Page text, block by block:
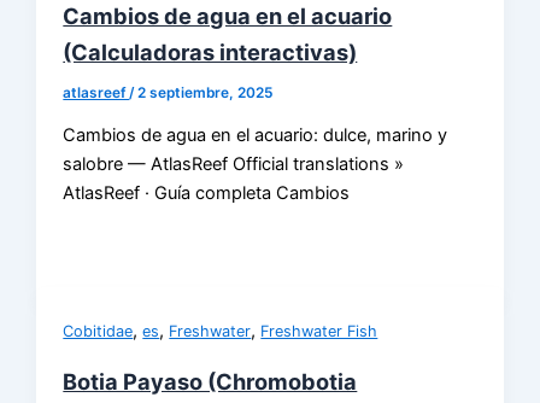
Cambios de agua en el acuario
(Calculadoras interactivas)
atlasreef /2 septiembre, 2025
Cambios de agua en el acuario: dulce, marino y
salobre — AtlasReef Official translations »
AtlasReef · Guía completa Cambios
Cobitidae,es, Freshwater, Freshwater Fish
Botia Payaso (Chromobotia